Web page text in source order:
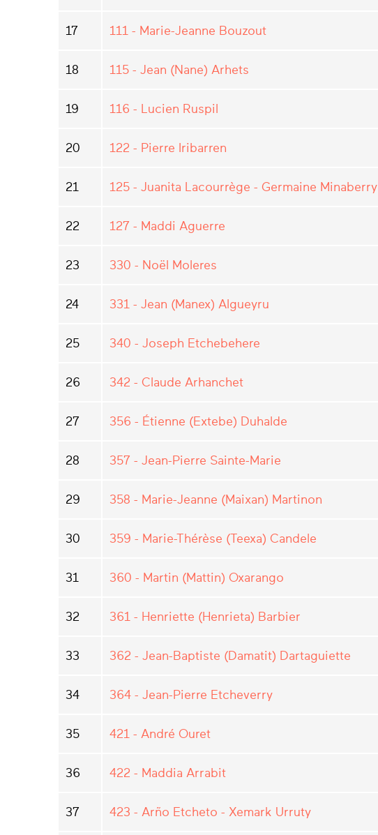
17 111 - Marie-Jeanne Bouzout
18 115 - Jean (Nane) Arhets
19 116 - Lucien Ruspil
20 122 - Pierre Iribarren
21 125 - Juanita Lacourrège - Germaine Minaberry
22 127 - Maddi Aguerre
23 330 - Noël Moleres
24 331 - Jean (Manex) Algueyru
25 340 - Joseph Etchebehere
26 342 - Claude Arhanchet
27 356 - Étienne (Extebe) Duhalde
28 357 - Jean-Pierre Sainte-Marie
29 358 - Marie-Jeanne (Maixan) Martinon
30 359 - Marie-Thérèse (Teexa) Candele
31 360 - Martin (Mattin) Oxarango
32 361 - Henriette (Henrieta) Barbier
33 362 - Jean-Baptiste (Damatit) Dartaguiette
34 364 - Jean-Pierre Etcheverry
35 421 - André Ouret
36 422 - Maddia Arrabit
37 423 - Arño Etcheto - Xemark Urruty